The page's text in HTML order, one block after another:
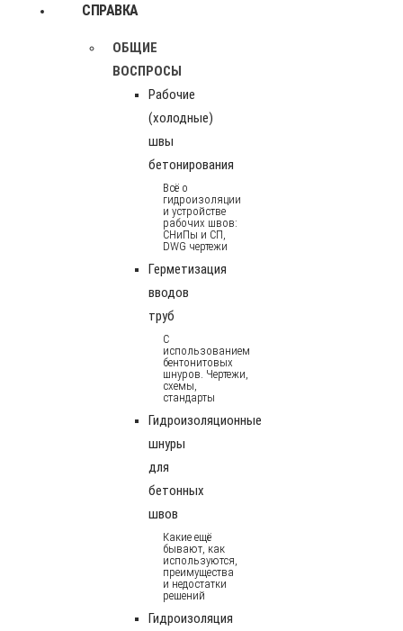
СПРАВКА
ОБЩИЕ
ВОСПРОСЫ
Рабочие
(холодные)
швы
бетонирования
Всё о
гидроизоляции
и устройстве
рабочих швов:
СНиПы и СП,
DWG чертежи
Герметизация
вводов
труб
С
использованием
бентонитовых
шнуров. Чертежи,
схемы,
стандарты
Гидроизоляционные
шнуры
для
бетонных
швов
Какие ещё
бывают, как
используются,
преимущества
и недостатки
решений
Гидроизоляция